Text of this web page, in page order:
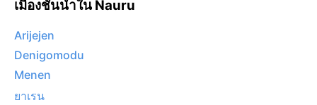
เมืองชั้นนำใน Nauru
Arijejen
Denigomodu
Menen
ยาเรน